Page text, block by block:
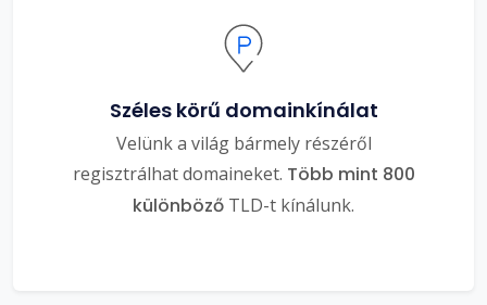
Széles körű domainkínálat
Velünk a világ bármely részéről
regisztrálhat domaineket. Több mint 800
különböző TLD-t kínálunk.